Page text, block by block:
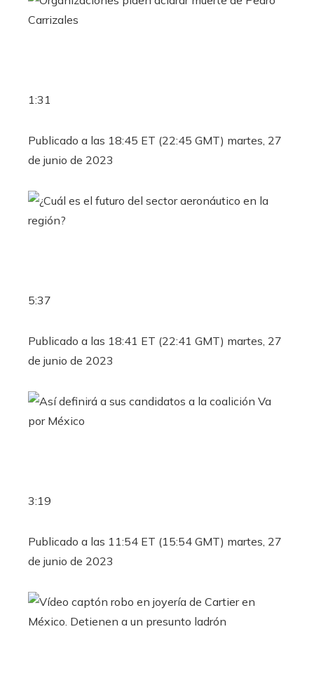
1:31
Publicado a las 18:45 ET (22:45 GMT) martes, 27
de junio de 2023
5:37
Publicado a las 18:41 ET (22:41 GMT) martes, 27
de junio de 2023
3:19
Publicado a las 11:54 ET (15:54 GMT) martes, 27
de junio de 2023